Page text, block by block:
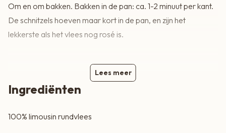
Om en om bakken. Bakken in de pan: ca. 1-2 minuut per kant.
De schnitzels hoeven maar kort in de pan, en zijn het
lekkerste als het vlees nog rosé is.
Lees meer
Ingrediënten
100% limousin rundvlees